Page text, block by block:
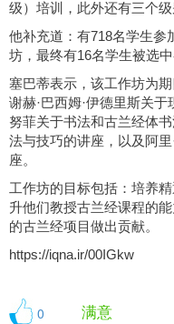
级）培训，此外还有三个级
他补充道：有718名学生参
坊，最终有16名学生被选中
塞巴蒂表示，该工作坊为
谢赫·巴西姆·伊德里斯关
努菲关于书法和古兰经体
法与技巧的讲座，以及阿
座。
工作坊的目标包括：培养
升他们教授古兰经课程的
的古兰经项目做出贡献。
https://iqna.ir/00IGkw
0 满意